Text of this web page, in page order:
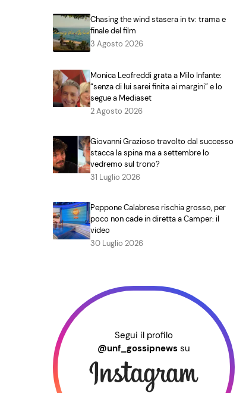
Chasing the wind stasera in tv: trama e
finale del film
3 Agosto 2026
Monica Leofreddi grata a Milo Infante:
“senza di lui sarei finita ai margini” e lo
segue a Mediaset
2 Agosto 2026
Giovanni Grazioso travolto dal successo
stacca la spina ma a settembre lo
vedremo sul trono?
31 Luglio 2026
Peppone Calabrese rischia grosso, per
poco non cade in diretta a Camper: il
video
30 Luglio 2026
Segui il profilo
@unf_gossipnews su